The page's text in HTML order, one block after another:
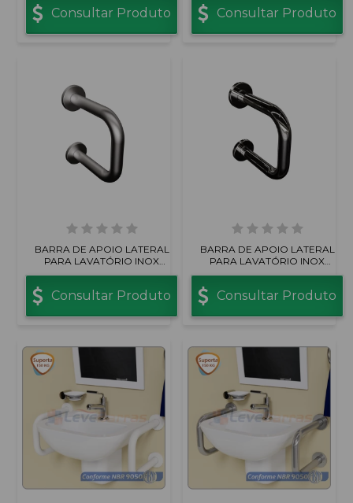
Consultar Produto Consultar Produto
BARRA DE APOIO LATERAL
PARA LAVATÓRIO INOX
ESCOVADO
Consultar Produto
BARRA DE APOIO LATERAL
PARA LAVATÓRIO INOX
POLIDO
Consultar Produto